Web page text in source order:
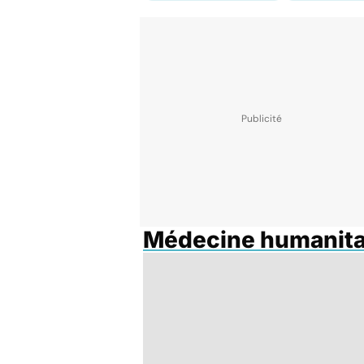
Médecine